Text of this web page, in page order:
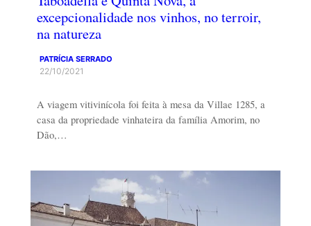
excepcionalidade nos vinhos, no terroir,
na natureza
PATRÍCIA SERRADO
22/10/2021
A viagem vitivinícola foi feita à mesa da Villae 1285, a
casa da propriedade vinhateira da família Amorim, no
Dão,…